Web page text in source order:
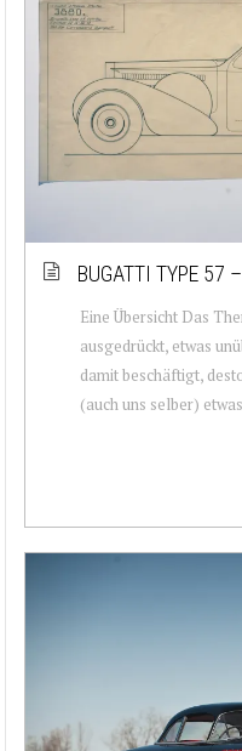
BUGATTI TYPE 57
Eine Übersicht Das
ausgedrückt, etwas
damit beschäftigt,
(auch uns selber)